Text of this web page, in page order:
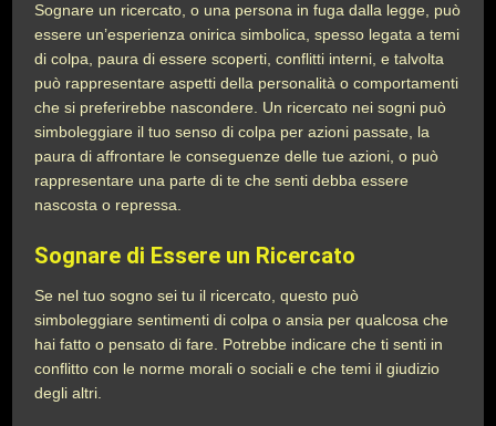
Sognare un ricercato, o una persona in fuga dalla legge, può
essere un’esperienza onirica simbolica, spesso legata a temi
di colpa, paura di essere scoperti, conflitti interni, e talvolta
può rappresentare aspetti della personalità o comportamenti
che si preferirebbe nascondere. Un ricercato nei sogni può
simboleggiare il tuo senso di colpa per azioni passate, la
paura di affrontare le conseguenze delle tue azioni, o può
rappresentare una parte di te che senti debba essere
nascosta o repressa.
Sognare di Essere un Ricercato
Se nel tuo sogno sei tu il ricercato, questo può
simboleggiare sentimenti di colpa o ansia per qualcosa che
hai fatto o pensato di fare. Potrebbe indicare che ti senti in
conflitto con le norme morali o sociali e che temi il giudizio
degli altri.